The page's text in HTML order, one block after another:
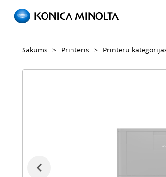
Sākums > Printeris > Printeru